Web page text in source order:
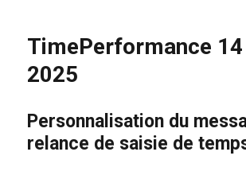
TimePerformance
2025
Personnalisation du
relance de saisie de